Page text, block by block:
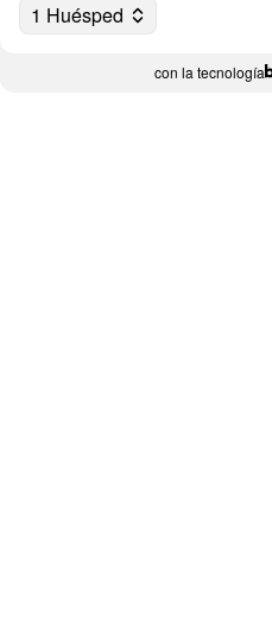
1 Huésped
con la tecnología